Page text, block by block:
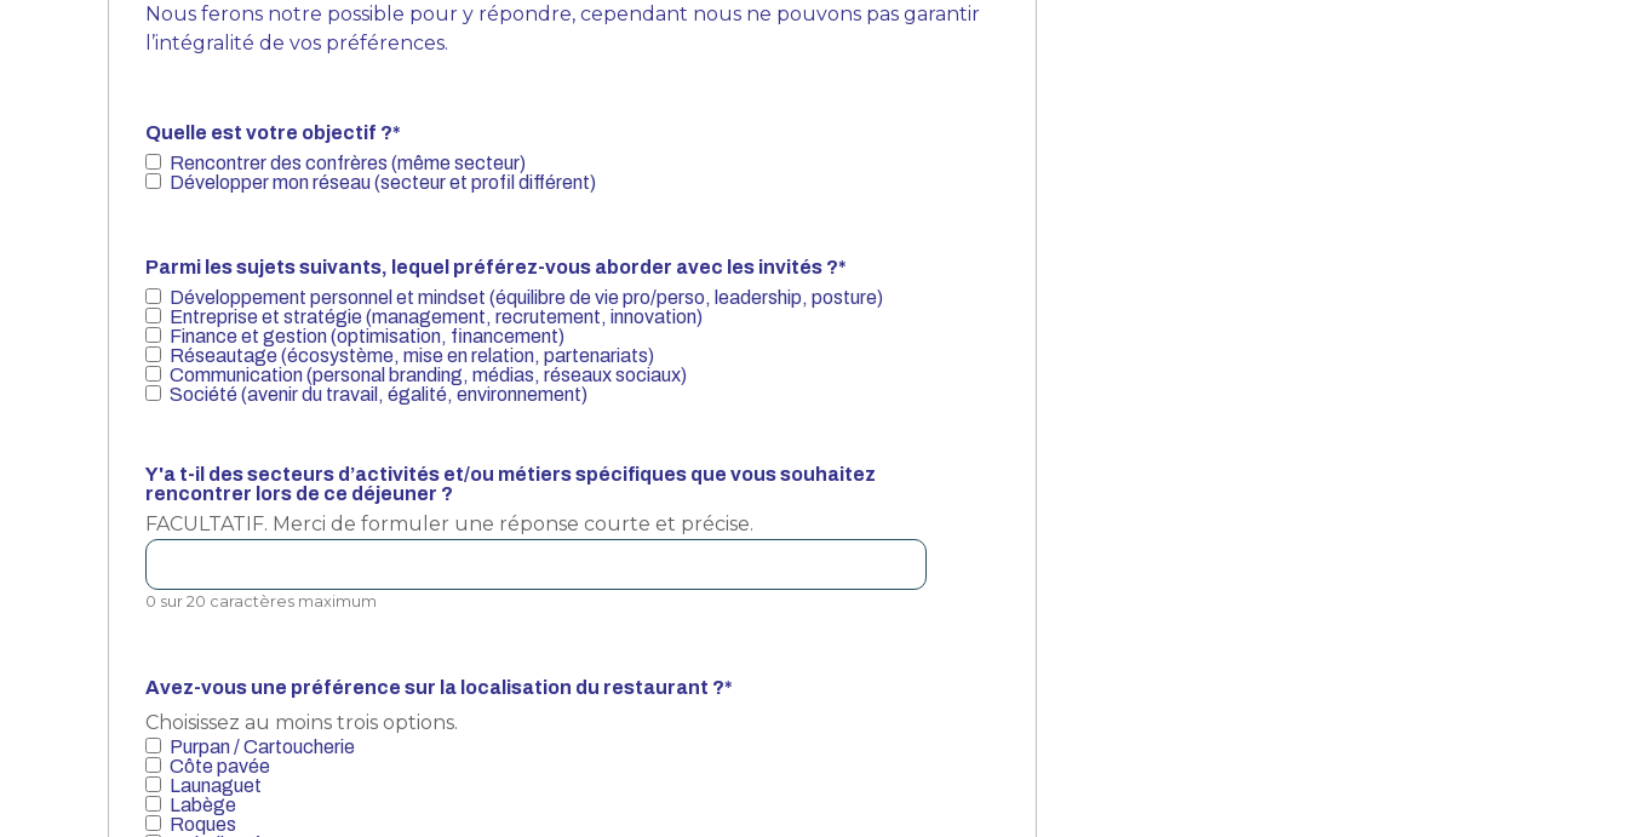
Nous ferons notre possible pour y répondre, cependant nous ne pouvons pas garantir
l’intégralité de vos préférences.
Quelle est votre objectif ?*
Rencontrer des confrères (même secteur)
Développer mon réseau (secteur et profil différent)
Parmi les sujets suivants, lequel préférez-vous aborder avec les invités ?*
Développement personnel et mindset (équilibre de vie pro/perso, leadership, posture)
Entreprise et stratégie (management, recrutement, innovation)
Finance et gestion (optimisation, financement)
Réseautage (écosystème, mise en relation, partenariats)
Communication (personal branding, médias, réseaux sociaux)
Société (avenir du travail, égalité, environnement)
Y'a t-il des secteurs d’activités et/ou métiers spécifiques que vous souhaitez
rencontrer lors de ce déjeuner ?
FACULTATIF. Merci de formuler une réponse courte et précise.
0 sur 20 caractères maximum
Avez-vous une préférence sur la localisation du restaurant ?*
Choisissez au moins trois options.
Purpan / Cartoucherie
Côte pavée
Launaguet
Labège
Roques